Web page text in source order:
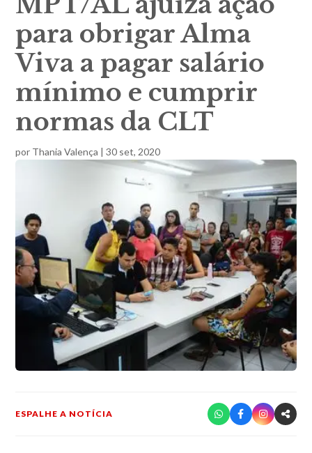
para obrigar Alma
Viva a pagar salário
mínimo e cumprir
normas da CLT
por Thania Valença |30 set, 2020
ESPALHE A NOTÍCIA